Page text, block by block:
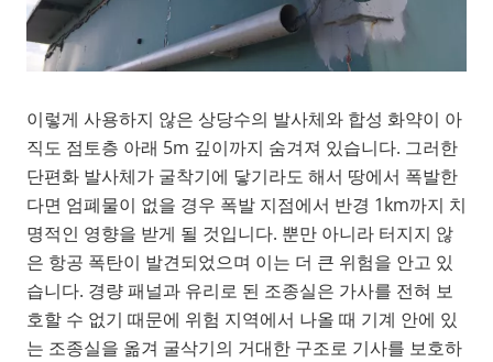
이렇게 사용하지 않은 상당수의 발사체와 합성 화약이 아
직도 점토층 아래 5m 깊이까지 숨겨져 있습니다. 그러한
단편화 발사체가 굴착기에 닿기라도 해서 땅에서 폭발한
다면 엄폐물이 없을 경우 폭발 지점에서 반경 1km까지 치
명적인 영향을 받게 될 것입니다. 뿐만 아니라 터지지 않
은 항공 폭탄이 발견되었으며 이는 더 큰 위험을 안고 있
습니다. 경량 패널과 유리로 된 조종실은 가사를 전혀 보
호할 수 없기 때문에 위험 지역에서 나올 때 기계 안에 있
는 조종실을 옮겨 굴삭기의 거대한 구조로 기사를 보호하